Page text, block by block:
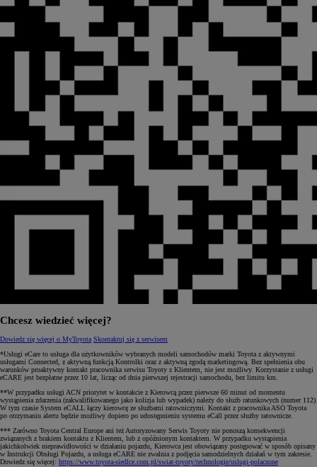
Chcesz wiedzieć więcej?
Dowiedz się więcej o MyToyota Skontaktuj się z serwisem
*Usługi eCare to usługa dla użytkowników wybranych modeli samochodów marki Toyota z aktywnymi
usługami Connected, z aktywną funkcją Kontrolki oraz z aktywną zgodą marketingową. Bez spełnienia obu
warunków proaktywny kontakt pracownika serwisu Toyoty z Klientem, nie jest możliwy. Korzystanie z usługi
eCARE jest bezpłatne przez 10 lat, licząc od dnia pierwszej rejestracji samochodu, bez limitu km.
**W przypadku usługi ACN priorytet w kontakcie z Kierowcą przez pierwsze 60 minut od momentu
wystąpienia zdarzenia (zakwalifikowanego jako kolizja lub wypadek) należy do służb ratunkowych (numer 112)
W tym czasie System eCALL łączy kierowcę ze służbami ratowniczymi. Kontakt z pracownika ASO Toyota
po otrzymaniu alertu będzie możliwy dopiero po udostępnieniu systemu eCall przez służby ratownicze.
*** Zarówno Toyota Central Europe ani też Autoryzowany Serwis Toyoty nie ponoszą konsekwencji
związanych z brakiem kontaktu z Klientem, lub z opóźnionym kontaktem. W przypadku wystąpienia
jakichkolwiek nieprawidłowości w działaniu pojazdu, Kierowca jest obowiązany postępować w sposób opisany
w Instrukcji Obsługi Pojazdu, a usługa eCARE nie zwalnia z podjęcia samodzielnych działań w tym zakresie.
Dowiedz się więcej: https://www.toyota-siedlce.com.pl/swiat-toyoty/technologie/uslugi-polaczone